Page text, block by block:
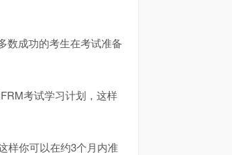
成功的考生在考试准备
考试学习计划，这样
样你可以在约3个月内准